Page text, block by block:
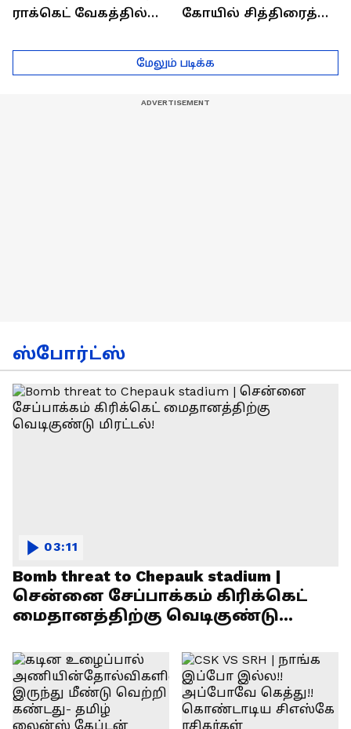
ராக்கெட் வேகத்தில்
திருச்சியில்
மு.க.ஸ்டாலின் உறுதி!
கோயில் சித்திரைத்
கோலாகலம்!
மேலும் படிக்க
ஸ்போர்ட்ஸ்
Bomb threat to Chepauk stadium |
சென்னை சேப்பாக்கம் கிரிக்கெட்
மைதானத்திற்கு வெடிகுண்டு
03:11